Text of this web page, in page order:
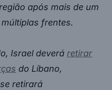
após mais de um
frentes.
Israel deverá retirar
do Líbano,
retirará